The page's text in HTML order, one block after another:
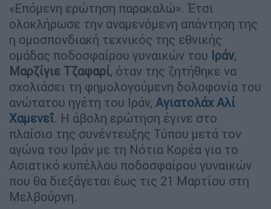
«Επόμενη ερώτηση παρακαλώ». Έτσι
ολοκλήρωσε την αναμενόμενη απάντηση της
η ομοσπονδιακή τεχνικός της εθνικής
ομάδας ποδοσφαίρου γυναικών του Ιράν,
Μαρζίγιε Τζαφαρί, όταν της ζητήθηκε να
σχολιάσει τη φημολογούμενη δολοφονία του
ανώτατου ηγέτη του Ιράν, Αγιατολάχ Αλί
Χαμενεΐ. Η άβολη ερώτηση έγινε στο
πλαίσιο της συνέντευξης Τύπου μετά τον
αγώνα του Ιράν με τη Νότια Κορέα για το
Ασιατικό κυπέλλου ποδοσφαίρου γυναικών
που θα διεξάγεται έως τις 21 Μαρτίου στη
Μελβούρνη.